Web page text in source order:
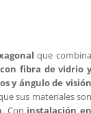
que combina
fibra de vidrio
y ángulo de visión
sus materiales son
. Con instalación en